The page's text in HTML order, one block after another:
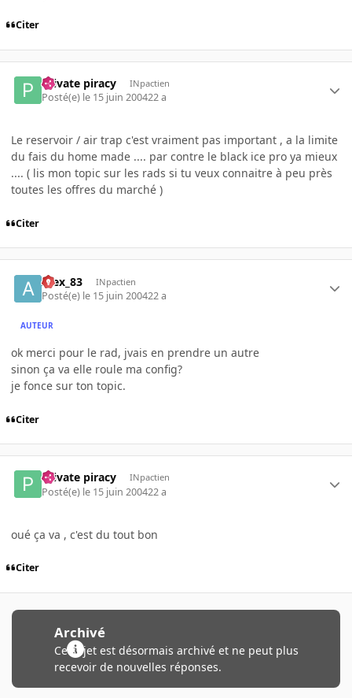
Citer
Private piracy INpactien
Posté(e) le 15 juin 200422 a
Le reservoir / air trap c'est vraiment pas important , a la limite
du fais du home made .... par contre le black ice pro ya mieux
.... ( lis mon topic sur les rads si tu veux connaitre à peu près
toutes les offres du marché )
Citer
Alex_83 INpactien
Posté(e) le 15 juin 200422 a
AUTEUR
ok merci pour le rad, jvais en prendre un autre
sinon ça va elle roule ma config?
je fonce sur ton topic.
Citer
Private piracy INpactien
Posté(e) le 15 juin 200422 a
oué ça va , c'est du tout bon
Citer
Archivé
Ce sujet est désormais archivé et ne peut plus
recevoir de nouvelles réponses.